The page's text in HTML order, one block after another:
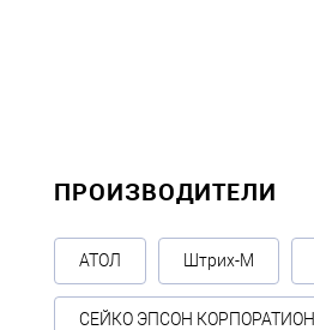
ПРОИЗВОДИТЕЛИ
АТОЛ Штрих-М
СЕЙКО ЭПСОН КОРПОРАТИОН